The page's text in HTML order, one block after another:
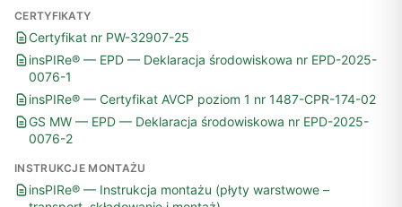
CERTYFIKATY
Certyfikat nr PW-32907-25
insPIRe® — EPD — Deklaracja środowiskowa nr EPD-2025-
0076-1
insPIRe® — Certyfikat AVCP poziom 1 nr 1487-CPR-174-02
GS MW — EPD — Deklaracja środowiskowa nr EPD-2025-
0076-2
INSTRUKCJE MONTAŻU
insPIRe® — Instrukcja montażu (płyty warstwowe –